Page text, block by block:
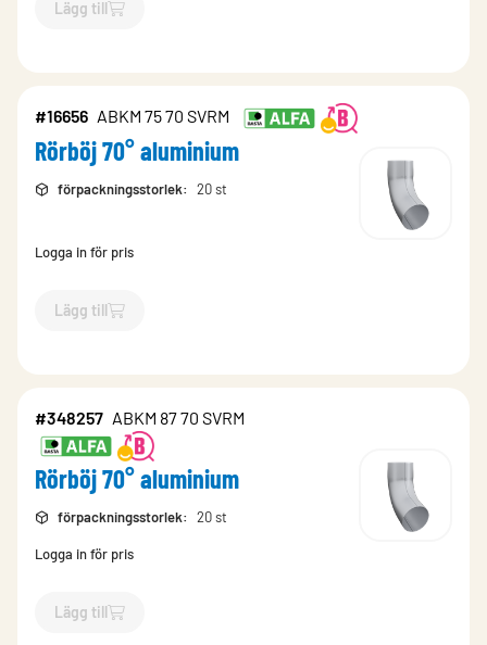
Lägg till
`$Lägg till
#16656 ABKM 75 70 SVRM
Rörböj 70° aluminium
förpackningsstorlek: 20 st
Logga in för pris
Lägg till
`$Lägg till
#348257 ABKM 87 70 SVRM
Rörböj 70° aluminium
förpackningsstorlek: 20 st
Logga in för pris
Lägg till
`$Lägg till